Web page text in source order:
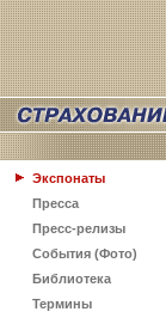
Экспонаты
Пресса
Пресс-релизы
События (Фото)
Библиотека
Термины